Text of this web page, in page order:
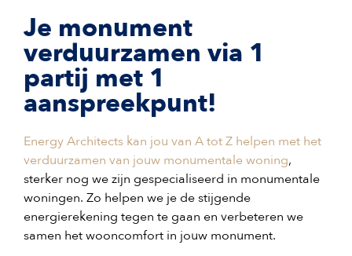
Je monument
verduurzamen via 1
partij met 1
aanspreekpunt!
Energy Architects kan jou van A tot Z helpen met het
verduurzamen van jouw monumentale woning,
sterker nog we zijn gespecialiseerd in monumentale
woningen. Zo helpen we je de stijgende
energierekening tegen te gaan en verbeteren we
samen het wooncomfort in jouw monument.